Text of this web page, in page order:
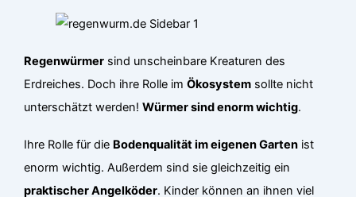
Regenwürmer sind unscheinbare Kreaturen des
Erdreiches. Doch ihre Rolle imÖkosystem sollte nicht
unterschätzt werden!Würmer sind enorm wichtig.
Ihre Rolle für die Bodenqualität im eigenen Garten ist
enorm wichtig. Außerdem sind sie gleichzeitig ein
praktischer Angelköder. Kinder können an ihnen viel